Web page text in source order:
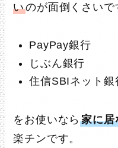
いのが面倒くさいで
PayPay銀行
じぶん銀行
住信SBIネット銀
をお使いなら家に居
楽チンです。